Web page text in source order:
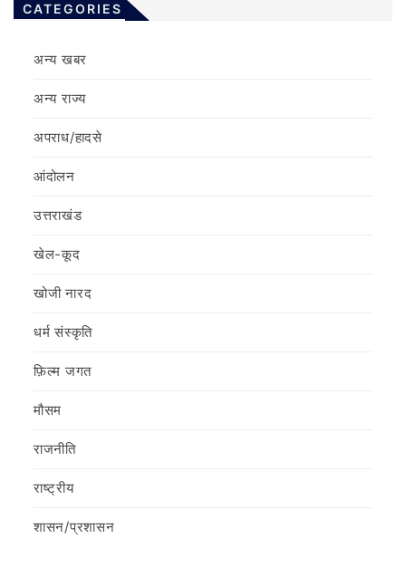
CATEGORIES
अन्य खबर
अन्य राज्य
अपराध/हादसे
आंदोलन
उत्तराखंड
खेल-कूद
खोजी नारद
धर्म संस्कृति
फ़िल्‍म जगत
मौसम
राजनीति
राष्ट्रीय
शासन/प्रशासन